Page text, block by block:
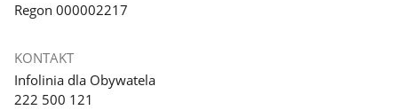
Regon 000002217
KONTAKT
Infolinia dla Obywatela
222 500 121